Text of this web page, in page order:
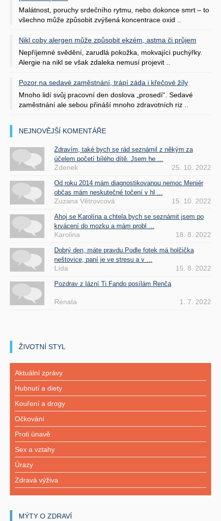
Malátnost, poruchy srdečního rytmu, nebo dokonce smrt – to
všechno může způsobit zvýšená koncentrace oxid ..
Nikl coby alergen může způsobit ekzém, astma či průjem
Nepříjemné svědění, zarudlá pokožka, mokvající puchýřky.
Alergie na nikl se však zdaleka nemusí projevit ..
Pozor na sedavé zaměstnání, trápí záda i křečové žíly
Mnoho lidí svůj pracovní den doslova „prosedí“. Sedavé
zaměstnání ale sebou přináší mnoho zdravotních riz ..
NEJNOVĚJŠÍ KOMENTÁŘE
Zdravím, také bych se rád seznámil z někým za
účelem početí bílého dítě. Jsem he ...
Zdenek 25. 10. 2022
Od roku 2014 mám diagnostikovanou nemoc Meniér
občas mám neskutečné točení v hl ...
Zuzana Větrovcová 15. 10. 2022
Ahoj se Karolína a chtela bych se seznámit jsem po
krvácení do mozku a mám probl ...
Karolina 18. 8. 2022
Dobrý den, máte pravdu.Podle fotek má holčička
neštovice, paní je ve stresu a v ...
Lída 15. 8. 2022
Pozdrav z lázní Ti Fando posílám Renča
Renata 1. 7. 2022
ŽIVOTNÍ STYL
Aktuální zprávy
Hubnutí a diety
Kouření a drogy
Očkování
Proti únavě
Sex a vztahy
Úrazy
Zdravá výživa
MÝTY O ZDRAVÍ